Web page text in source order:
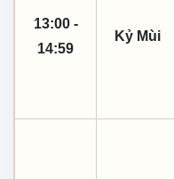
13:00 -
14:59
Kỷ Mùi